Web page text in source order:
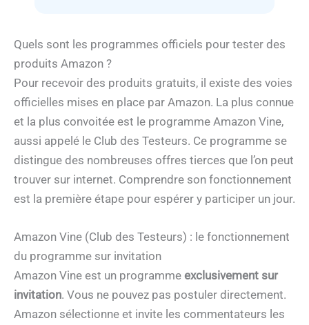
Quels sont les programmes officiels pour tester des
produits Amazon ?
Pour recevoir des produits gratuits, il existe des voies
officielles mises en place par Amazon. La plus connue
et la plus convoitée est le programme Amazon Vine,
aussi appelé le Club des Testeurs. Ce programme se
distingue des nombreuses offres tierces que l’on peut
trouver sur internet. Comprendre son fonctionnement
est la première étape pour espérer y participer un jour.
Amazon Vine (Club des Testeurs) : le fonctionnement
du programme sur invitation
Amazon Vine est un programme exclusivement sur
invitation. Vous ne pouvez pas postuler directement.
Amazon sélectionne et invite les commentateurs les